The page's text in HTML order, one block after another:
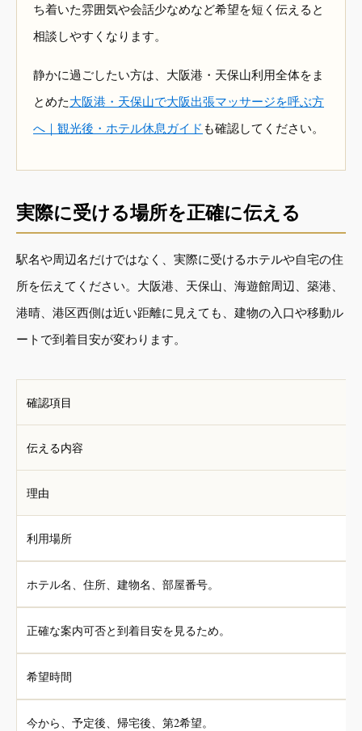
ち着いた雰囲気や会話少なめなど希望を短く伝えると
相談しやすくなります。
静かに過ごしたい方は、大阪港・天保山利用全体をま
とめた大阪港・天保山で大阪出張マッサージを呼ぶ方
へ｜観光後・ホテル休息ガイド も確認してください。
実際に受ける場所を正確に伝える
駅名や周辺名だけではなく、実際に受けるホテルや自宅の住
所を伝えてください。大阪港、天保山、海遊館周辺、築港、
港晴、港区西側は近い距離に見えても、建物の入口や移動ル
ートで到着目安が変わります。
確認項目
伝える内容
理由
利用場所
ホテル名、住所、建物名、部屋番号。
正確な案内可否と到着目安を見るため。
希望時間
今から、予定後、帰宅後、第2希望。